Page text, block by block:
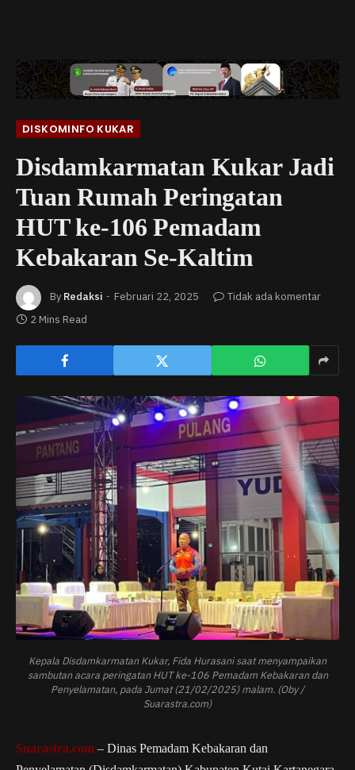
DISKOMINFO KUKAR
Disdamkarmatan Kukar Jadi
Tuan Rumah Peringatan
HUT ke-106 Pemadam
Kebakaran Se-Kaltim
By Redaksi Februari 22, 2025
Tidak ada komentar
2 Mins Read
Kepala Disdamkarmatan Kukar, Fida Hurasani saat menyampaikan
sambutan acara peringatan HUT ke-106 Pemadam Kebakaran dan
Penyelamatan, pada Jumat (21/02/2025) malam. (Oby /
Suarastra.com)
Suarastra.com – Dinas Pemadam Kebakaran dan